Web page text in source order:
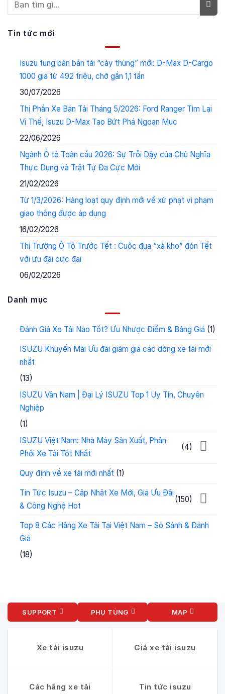
Tin tức mới
Isuzu tung bản bán tải “cày thùng” mới: D-Max D-Cargo
1000 giá từ 492 triệu, chở gần 1,1 tấn
30/07/2026
Thị Phần Xe Bán Tải Tháng 5/2026: Ford Ranger Tìm Lại
Vị Thế, Isuzu D-Max Tạo Bứt Phá Ngoạn Mục
22/06/2026
Ngành Ô tô Toàn cầu 2026: Sự Trỗi Dậy của Chủ Nghĩa
Thực Dụng và Trật Tự Đa Cực Mới
21/02/2026
Từ 1/3/2026: Hàng loạt quy định mới về xử phạt vi phạm
giao thông được áp dụng
16/02/2026
Thị Trường Ô Tô Trước Tết : Cuộc đua “xả kho” đón Tết
với ưu đãi cực đại
06/02/2026
Danh mục
Đánh Giá Xe Tải Nào Tốt? Ưu Nhược Điểm & Bảng Giá (1)
ISUZU Khuyến Mãi Ưu đãi giảm giá các dòng xe tải mới
nhất
(13)
ISUZU Vân Nam | Đại Lý ISUZU Top 1 Uy Tín, Chuyên
Nghiệp
(1)
ISUZU Việt Nam: Nhà Máy Sản Xuất, Phân
Phối Xe Tải Tốt Nhất
(4)
Quy định về xe tải mới nhất (1)
Tin Tức Isuzu – Cập Nhật Xe Mới, Giá Ưu Đãi
& Công Nghệ Hot
(150)
Top 8 Các Hãng Xe Tải Tại Việt Nam – So Sánh & Đánh
Giá
(18)
SUPPORT PHỤ TÙNG MAP
Xe tải isuzu Giá xe tải isuzu
Các hãng xe tải Tin tức isuzu